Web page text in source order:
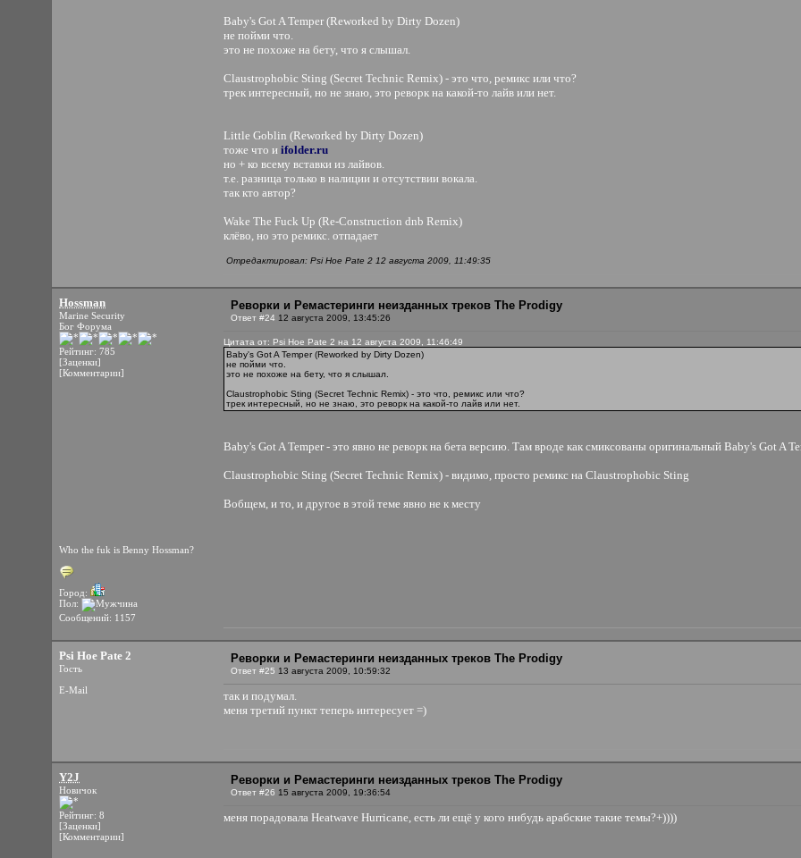
Baby's Got A Temper (Reworked by Dirty Dozen)
не пойми что.
это не похоже на бету, что я слышал.
Claustrophobic Sting (Secret Technic Remix) - это что, ремикс или что?
трек интересный, но не знаю, это реворк на какой-то лайв или нет.
Little Goblin (Reworked by Dirty Dozen)
тоже что и ifolder.ru
но + ко всему вставки из лайвов.
т.е. разница только в налиции и отсутствии вокала.
так кто автор?
Wake The Fuck Up (Re-Construction dnb Remix)
клёво, но это ремикс. отпадает
Отредактировал: Psi Hoe Pate 2 12 августа 2009, 11:49:35
Hossman
Marine Security
Бог Форума
Рейтинг: 785
[Заценки]
[Комментарии]
Who the fuk is Benny Hossman?
Город:
Пол:
Сообщений: 1157
Реворки и Ремастеринги неизданных треков The Prodigy
Ответ #24 12 августа 2009, 13:45:26
Цитата от: Psi Hoe Pate 2 на 12 августа 2009, 11:46:49
Baby's Got A Temper (Reworked by Dirty Dozen)
не пойми что.
это не похоже на бету, что я слышал.
Claustrophobic Sting (Secret Technic Remix) - это что, ремикс или что?
трек интересный, но не знаю, это реворк на какой-то лайв или нет.
Baby's Got A Temper - это явно не реворк на бета версию. Там вроде как смиксованы оригинальный Baby's Got A
Claustrophobic Sting (Secret Technic Remix) - видимо, просто ремикс на Claustrophobic Sting
Вобщем, и то, и другое в этой теме явно не к месту
Psi Hoe Pate 2
Гость
E-Mail
Реворки и Ремастеринги неизданных треков The Prodigy
Ответ #25 13 августа 2009, 10:59:32
так и подумал.
меня третий пункт теперь интересует =)
Y2J
Новичок
Рейтинг: 8
[Заценки]
[Комментарии]
Реворки и Ремастеринги неизданных треков The Prodigy
Ответ #26 15 августа 2009, 19:36:54
меня порадовала Heatwave Hurricane, есть ли ещё у кого нибудь арабские такие темы?+))))